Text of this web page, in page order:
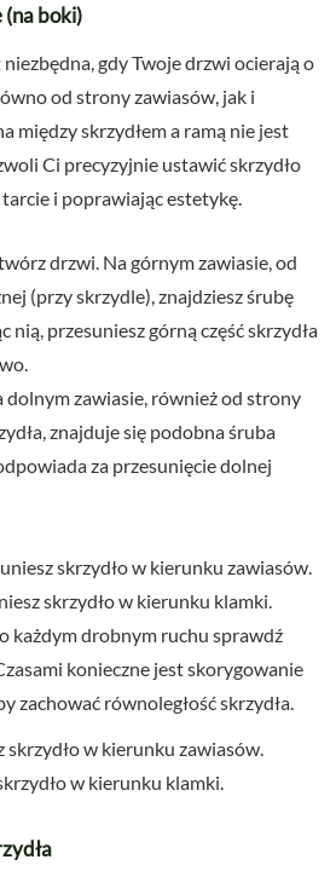
(na boki)
gdy Twoje drzwi ocierają o
od strony zawiasów, jak i
między skrzydłem a ramą nie jest
Ci precyzyjnie ustawić skrzydło
i poprawiając estetykę.
drzwi. Na górnym zawiasie, od
(przy skrzydle), znajdziesz śrubę
nią, przesuniesz górną część skrzydła
dolnym zawiasie, również od strony
znajduje się podobna śruba
za przesunięcie dolnej
skrzydło w kierunku zawiasów.
skrzydło w kierunku klamki.
każdym drobnym ruchu sprawdź
konieczne jest skorygowanie
zachować równoległość skrzydła.
w kierunku zawiasów.
w kierunku klamki.